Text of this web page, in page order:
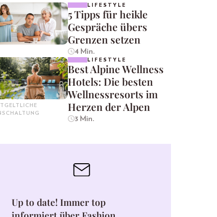
LIFESTYLE
5 Tipps für heikle
Gespräche übers
Grenzen setzen
4 Min.
LIFESTYLE
Best Alpine Wellness
Hotels: Die besten
Wellnessresorts im
Herzen der Alpen
3 Min.
Up to date! Immer top